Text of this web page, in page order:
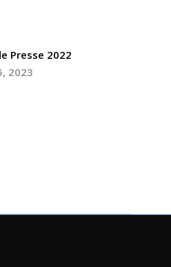
Presse 2022
2023